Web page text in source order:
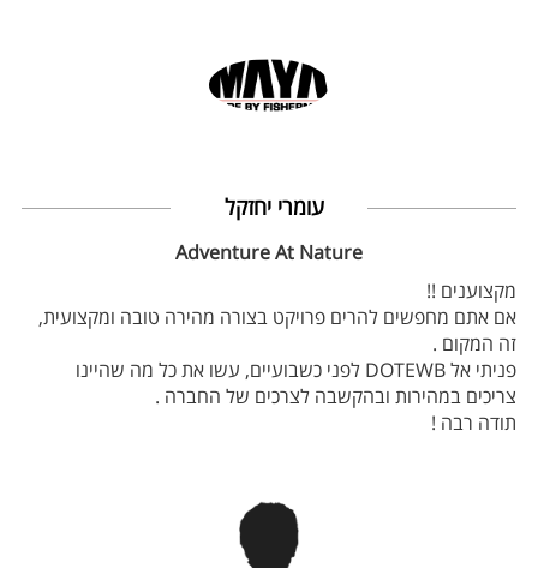
עומרי יחזקל
Adventure At Nature
מקצוענים !!
אם אתם מחפשים להרים פרויקט בצורה מהירה טובה ומקצועית,
זה המקום .
פניתי אל DOTEWB לפני כשבועיים, עשו את כל מה שהיינו
צריכים במהירות ובהקשבה לצרכים של החברה .
תודה רבה !